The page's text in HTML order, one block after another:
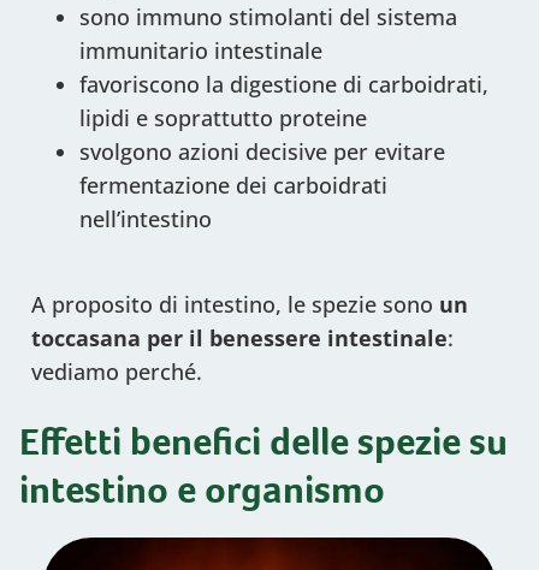
sono immuno stimolanti del sistema
immunitario intestinale
favoriscono la digestione di carboidrati,
lipidi e soprattutto proteine
svolgono azioni decisive per evitare
fermentazione dei carboidrati
nell’intestino
A proposito di intestino, le spezie sono un
toccasana per il benessere intestinale:
vediamo perché.
Effetti benefici delle spezie su
intestino e organismo